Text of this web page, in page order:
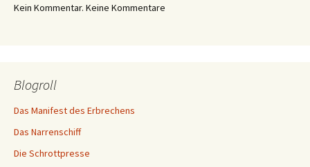
Kein Kommentar. Keine Kommentare
Blogroll
Das Manifest des Erbrechens
Das Narrenschiff
Die Schrottpresse